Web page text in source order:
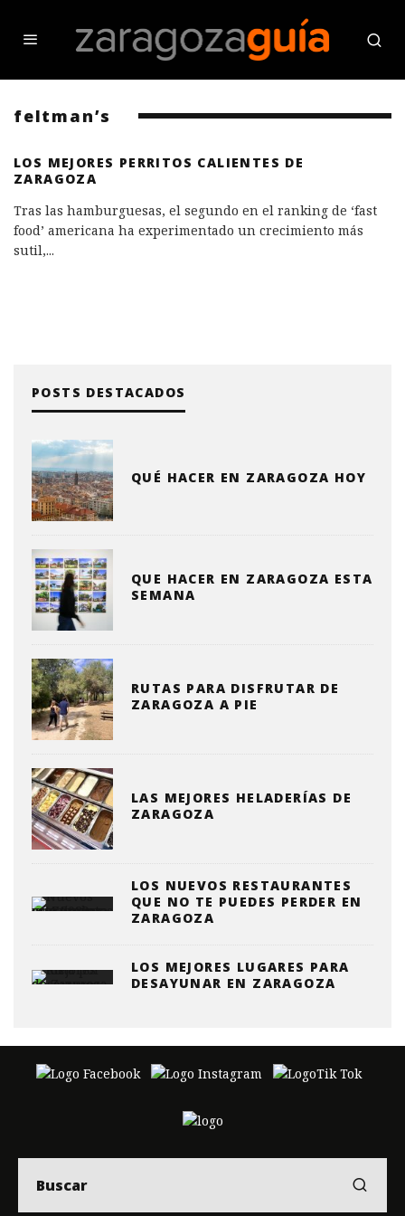
feltman’s
LOS MEJORES PERRITOS CALIENTES DE
ZARAGOZA
Tras las hamburguesas, el segundo en el ranking de ‘fast
food’ americana ha experimentado un crecimiento más
sutil,...
POSTS DESTACADOS
QUÉ HACER EN ZARAGOZA HOY
QUE HACER EN ZARAGOZA ESTA
SEMANA
RUTAS PARA DISFRUTAR DE
ZARAGOZA A PIE
LAS MEJORES HELADERÍAS DE
ZARAGOZA
LOS NUEVOS RESTAURANTES
QUE NO TE PUEDES PERDER EN
ZARAGOZA
LOS MEJORES LUGARES PARA
DESAYUNAR EN ZARAGOZA